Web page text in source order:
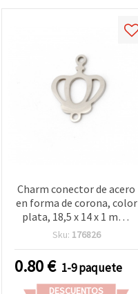
Charm conector de acero
en forma de corona, color
plata, 18,5 x 14 x 1 mm,
agujero 1,5 mm – 2 uds
Sku: 176826
0.80€ 1-9 paquete
DESCUENTOS